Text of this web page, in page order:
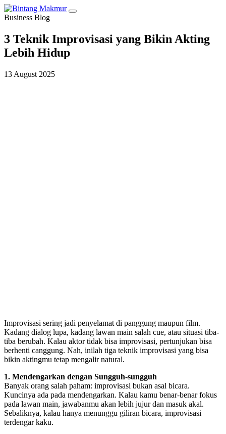
Business Blog
3 Teknik Improvisasi yang Bikin Akting
Lebih Hidup
13 August 2025
Improvisasi sering jadi penyelamat di panggung maupun film.
Kadang dialog lupa, kadang lawan main salah cue, atau situasi tiba-
tiba berubah. Kalau aktor tidak bisa improvisasi, pertunjukan bisa
berhenti canggung. Nah, inilah tiga teknik improvisasi yang bisa
bikin aktingmu tetap mengalir natural.
1. Mendengarkan dengan Sungguh-sungguh
Banyak orang salah paham: improvisasi bukan asal bicara.
Kuncinya ada pada mendengarkan. Kalau kamu benar-benar fokus
pada lawan main, jawabanmu akan lebih jujur dan masuk akal.
Sebaliknya, kalau hanya menunggu giliran bicara, improvisasi
terdengar kaku.